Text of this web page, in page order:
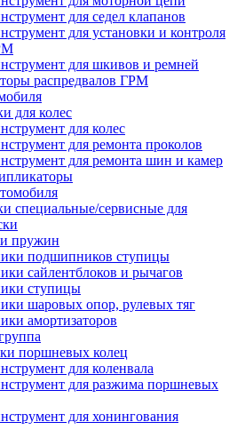
для седел клапанов
для установки и контроля
для шкивов и ремней
распредвалов ГРМ
для колес
для колес
для ремонта проколов
для ремонта шин и камер
специальные/сервисные для
пружин
подшипников ступицы
сайлентблоков и рычагов
ступицы
шаровых опор, рулевых тяг
амортизаторов
поршневых колец
для коленвала
для разжима поршневых
для хонингования